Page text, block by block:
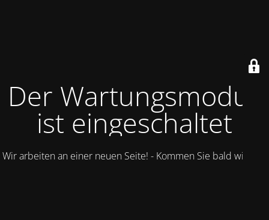
Der Wartungsmodus
ist eingeschaltet
Wir arbeiten an einer neuen Seite! - Kommen Sie bald wieder.